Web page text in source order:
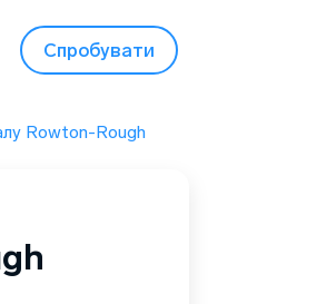
Спробувати
Rowton-Rough